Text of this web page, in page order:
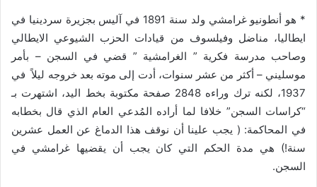
* هو أنطونيو غرامشي ولد سنة 1891 في آليس بجزيرة سردينيا في
ايطاليا، مناضل وفيلسوف من قيادات الحزب الشيوعي الايطالي
وصاحب مدرسة فكرية ” الغرامشية ” قضي في السجن – بأمر
موسليني – أكثر من عشر سنوات، أدت إلى موته بعد خروجه ليلاً في
1937، لكنه ترك وراءه 2848 صفحة مكتوبة بخط اليد، اشتهرت بـ
“كراسات السجن” خلافا لما أراده المُدعي العام الذي قال بخطابه
في المحاكمة: ( يجب علينا أن نوقف هذا الدماغ عن العمل عشرين
سنة!) هي مدة الحكم التي كان يجب أن يقضيها غرامشي في
السجن.